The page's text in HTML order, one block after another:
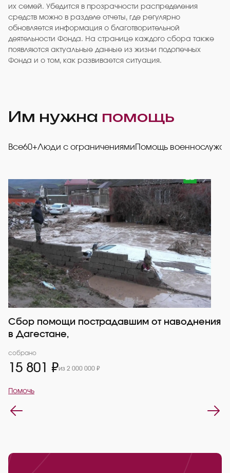
их семей. Убедится в прозрачности распределения
средств можно в разделе отчеты, где регулярно
обновляется информация о благотворительной
деятельности Фонда. На странице каждого сбора также
появляются актуальные данные из жизни подопечных
Фонда и о том, как развивается ситуация.
Им нужна помощь
Все60+Люди с ограничениями Помощь
Сбор помощи пострадавшим от наводнения
в Дагестане,
собрано
15 801 ₽из 2 000 000 ₽
Помочь